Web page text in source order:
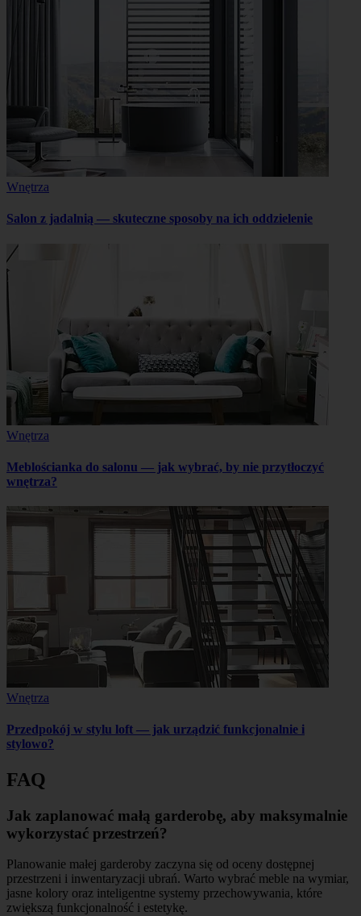
Wnętrza
Salon z jadalnią — skuteczne sposoby na ich oddzielenie
Wnętrza
Meblościanka do salonu — jak wybrać, by nie przytłoczyć
wnętrza?
Wnętrza
Przedpokój w stylu loft — jak urządzić funkcjonalnie i
stylowo?
FAQ
Jak zaplanować małą garderobę, aby maksymalnie
wykorzystać przestrzeń?
Planowanie małej garderoby zaczyna się od oceny dostępnej
przestrzeni i inwentaryzacji ubrań. Warto wybrać meble na wymiar,
jasne kolory oraz inteligentne systemy przechowywania, które
zwiększą funkcjonalność i estetykę.